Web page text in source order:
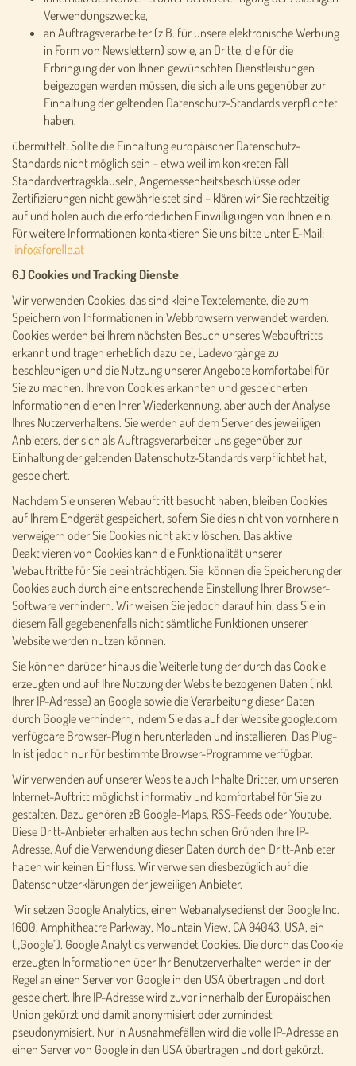
Verwendungszwecke,
an Auftragsverarbeiter (z.B. für unsere elektronische Werbung
in Form von Newslettern) sowie, an Dritte, die für die
Erbringung der von Ihnen gewünschten Dienstleistungen
beigezogen werden müssen, die sich alle uns gegenüber zur
Einhaltung der geltenden Datenschutz-Standards verpflichtet
haben,
übermittelt. Sollte die Einhaltung europäischer Datenschutz-
Standards nicht möglich sein – etwa weil im konkreten Fall
Standardvertragsklauseln, Angemessenheitsbeschlüsse oder
Zertifizierungen nicht gewährleistet sind – klären wir Sie rechtzeitig
auf und holen auch die erforderlichen Einwilligungen von Ihnen ein.
Für weitere Informationen kontaktieren Sie uns bitte unter E-Mail:
6.) Cookies und Tracking Dienste
Wir verwenden Cookies, das sind kleine Textelemente, die zum
Speichern von Informationen in Webbrowsern verwendet werden.
Cookies werden bei Ihrem nächsten Besuch unseres Webauftritts
erkannt und tragen erheblich dazu bei, Ladevorgänge zu
beschleunigen und die Nutzung unserer Angebote komfortabel für
Sie zu machen. Ihre von Cookies erkannten und gespeicherten
Informationen dienen Ihrer Wiederkennung, aber auch der Analyse
Ihres Nutzerverhaltens. Sie werden auf dem Server des jeweiligen
Anbieters, der sich als Auftragsverarbeiter uns gegenüber zur
Einhaltung der geltenden Datenschutz-Standards verpflichtet hat,
gespeichert.
Nachdem Sie unseren Webauftritt besucht haben, bleiben Cookies
auf Ihrem Endgerät gespeichert, sofern Sie dies nicht von vornherein
verweigern oder Sie Cookies nicht aktiv löschen. Das aktive
Deaktivieren von Cookies kann die Funktionalität unserer
Webauftritte für Sie beeinträchtigen. Sie können die Speicherung der
Cookies auch durch eine entsprechende Einstellung Ihrer Browser-
Software verhindern. Wir weisen Sie jedoch darauf hin, dass Sie in
diesem Fall gegebenenfalls nicht sämtliche Funktionen unserer
Website werden nutzen können.
Sie können darüber hinaus die Weiterleitung der durch das Cookie
erzeugten und auf Ihre Nutzung der Website bezogenen Daten (inkl.
Ihrer IP-Adresse) an Google sowie die Verarbeitung dieser Daten
durch Google verhindern, indem Sie das auf der Website google.com
verfügbare Browser-Plugin herunterladen und installieren. Das Plug-
In ist jedoch nur für bestimmte Browser-Programme verfügbar.
Wir verwenden auf unserer Website auch Inhalte Dritter, um unseren
Internet-Auftritt möglichst informativ und komfortabel für Sie zu
gestalten. Dazu gehören zB Google-Maps, RSS-Feeds oder Youtube.
Diese Dritt-Anbieter erhalten aus technischen Gründen Ihre IP-
Adresse. Auf die Verwendung dieser Daten durch den Dritt-Anbieter
haben wir keinen Einfluss. Wir verweisen diesbezüglich auf die
Datenschutzerklärungen der jeweiligen Anbieter.
Wir setzen Google Analytics, einen Webanalysedienst der Google Inc.
1600, Amphitheatre Parkway, Mountain View, CA 94043, USA, ein
(„Google"). Google Analytics verwendet Cookies. Die durch das Cookie
erzeugten Informationen über Ihr Benutzerverhalten werden in der
Regel an einen Server von Google in den USA übertragen und dort
gespeichert. Ihre IP-Adresse wird zuvor innerhalb der Europäischen
Union gekürzt und damit anonymisiert oder zumindest
pseudonymisiert. Nur in Ausnahmefällen wird die volle IP-Adresse an
einen Server von Google in den USA übertragen und dort gekürzt.